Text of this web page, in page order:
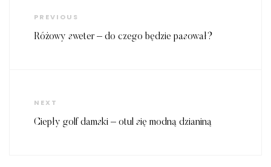
wpisu
Previous
Post
PREVIOUS
Różowy sweter – do czego będzie pasował?
Next
Post
NEXT
Ciepły golf damski – otul się modną dzianiną